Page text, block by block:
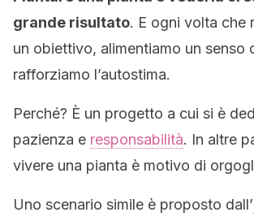
grande risultato. E ogni volta che
un obiettivo, alimentiamo un senso
rafforziamo l’autostima.
Perché? È un progetto a cui si è
pazienza e responsabilità. In altre
vivere una pianta è motivo di
Uno scenario simile è proposto dall’